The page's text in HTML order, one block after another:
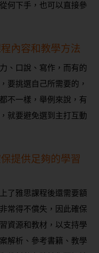
何下手，也可以直接參
內容和教學方法
、口說、寫作，而有的
要挑選自己所需要的，
不一樣，舉例來說，有
就要避免選到主打互動
提供足夠的學習
了雅思課程後還需要額
常得不償失，因此確保
資源和教材，以支持學
解析、參考書籍、教學